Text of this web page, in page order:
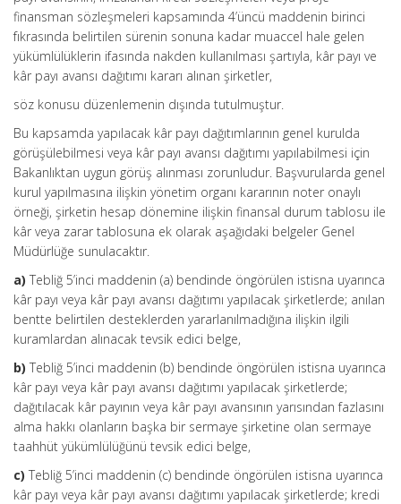
finansman sözleşmeleri kapsamında 4’üncü maddenin birinci
fıkrasında belirtilen sürenin sonuna kadar muaccel hale gelen
yükümlülüklerin ifasında nakden kullanılması şartıyla, kâr payı ve
kâr payı avansı dağıtımı kararı alınan şirketler,
söz konusu düzenlemenin dışında tutulmuştur.
Bu kapsamda yapılacak kâr payı dağıtımlarının genel kurulda
görüşülebilmesi veya kâr payı avansı dağıtımı yapılabilmesi için
Bakanlıktan uygun görüş alınması zorunludur. Başvurularda genel
kurul yapılmasına ilişkin yönetim organı kararının noter onaylı
örneği, şirketin hesap dönemine ilişkin finansal durum tablosu ile
kâr veya zarar tablosuna ek olarak aşağıdaki belgeler Genel
Müdürlüğe sunulacaktır.
a) Tebliğ 5’inci maddenin (a) bendinde öngörülen istisna uyarınca
kâr payı veya kâr payı avansı dağıtımı yapılacak şirketlerde; anılan
bentte belirtilen desteklerden yararlanılmadığına ilişkin ilgili
kuramlardan alınacak tevsik edici belge,
b) Tebliğ 5’inci maddenin (b) bendinde öngörülen istisna uyarınca
kâr payı veya kâr payı avansı dağıtımı yapılacak şirketlerde;
dağıtılacak kâr payının veya kâr payı avansının yarısından fazlasını
alma hakkı olanların başka bir sermaye şirketine olan sermaye
taahhüt yükümlülüğünü tevsik edici belge,
c) Tebliğ 5’inci maddenin (c) bendinde öngörülen istisna uyarınca
kâr payı veya kâr payı avansı dağıtımı yapılacak şirketlerde; kredi